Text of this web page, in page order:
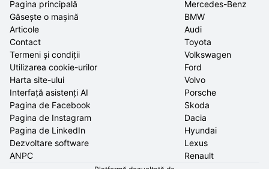
Pagina principală
Găsește o mașină
Articole
Contact
Termeni și condiții
Utilizarea cookie-urilor
Harta site-ului
Interfață asistenți AI
Pagina de Facebook
Pagina de Instagram
Pagina de LinkedIn
Dezvoltare software
ANPC
Mercedes-Benz
BMW
Audi
Toyota
Volkswagen
Ford
Volvo
Porsche
Skoda
Dacia
Hyundai
Lexus
Renault